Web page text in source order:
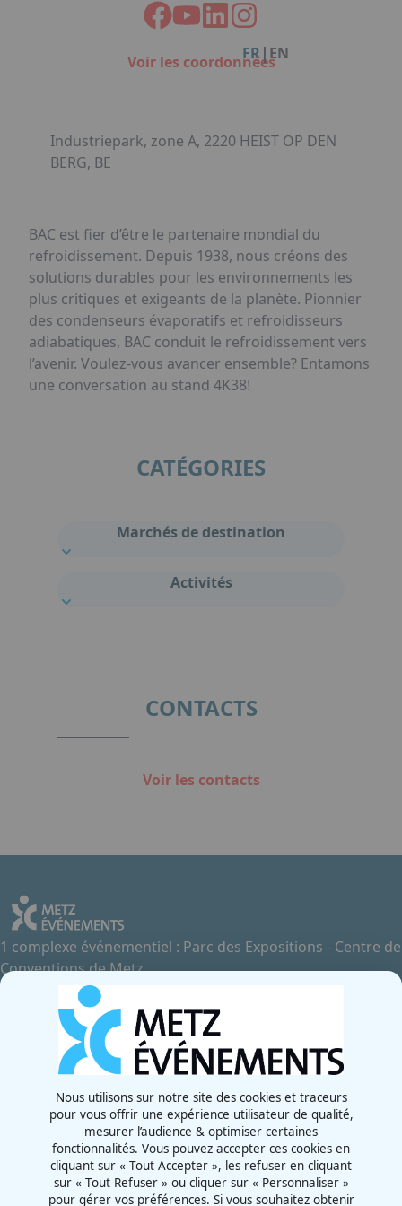
Organisation de Salons à Metz
à Metz
Qui sommes-nous ?
Accéder au complexe
Nos références
FR | EN
Voir les coordonnées
Industriepark, zone A, 2220 HEIST OP DEN
BERG, BE
BAC est fier d’être le partenaire mondial du
refroidissement. Depuis 1938, nous créons des
solutions durables pour les environnements les
plus critiques et exigeants de la planète. Pionnier
des condenseurs évaporatifs et refroidisseurs
adiabatiques, BAC conduit le refroidissement vers
l’avenir. Voulez-vous avancer ensemble? Entamons
une conversation au stand 4K38!
CATÉGORIES
Marchés de destination
Activités
CONTACTS
Voir les contacts
1 complexe événementiel : Parc des Expositions - Centre de
Conventions de Metz
Contactez-nous
+33 3 87 55 66 00
Rue de la Grange aux Bois
57070 - Metz
France
Newsletter
Nous utilisons sur notre site des cookies et traceurs
pour vous offrir une expérience utilisateur de qualité,
mesurer l’audience & optimiser certaines
fonctionnalités. Vous pouvez accepter ces cookies en
cliquant sur « Tout Accepter », les refuser en cliquant
sur « Tout Refuser » ou cliquer sur « Personnaliser »
pour gérer vos préférences. Si vous souhaitez obtenir